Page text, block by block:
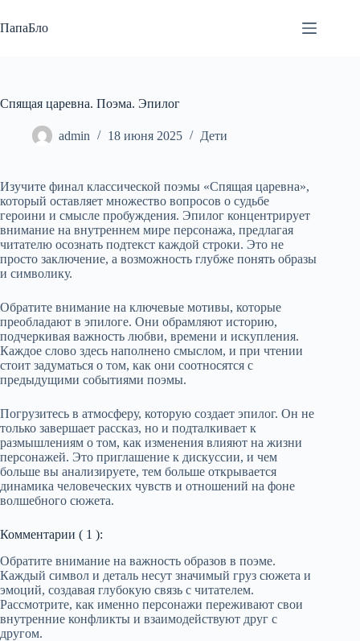
к
сути
ПапаБло
Спящая царевна. Поэма. Эпилог
admin 18 июня 2025 Дети
Изучите финал классической поэмы «Спящая царевна»,
который оставляет множество вопросов о судьбе
героини и смысле пробуждения. Эпилог концентрирует
внимание на внутреннем мире персонажа, предлагая
читателю осознать подтекст каждой строки. Это не
просто заключение, а возможность глубже понять образы
и символику.
Обратите внимание на ключевые мотивы, которые
преобладают в эпилоге. Они обрамляют историю,
подчеркивая важность любви, времени и искупления.
Каждое слово здесь наполнено смыслом, и при чтении
стоит задуматься о том, как они соотносятся с
предыдущими событиями поэмы.
Погрузитесь в атмосферу, которую создает эпилог. Он не
только завершает рассказ, но и подталкивает к
размышлениям о том, как изменения влияют на жизни
персонажей. Это приглашение к дискуссии, и чем
больше вы анализируете, тем больше открывается
динамика человеческих чувств и отношений на фоне
волшебного сюжета.
Комментарии ( 1 ):
Обратите внимание на важность образов в поэме.
Каждый символ и деталь несут значимый груз сюжета и
эмоций, создавая глубокую связь с читателем.
Рассмотрите, как именно персонажи переживают свои
внутренние конфликты и взаимодействуют друг с
другом.